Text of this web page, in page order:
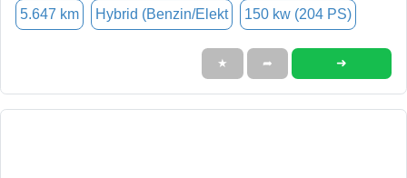
5.647 km Hybrid (Benzin/Elekt 150 kw (204 PS)
★ ➦ ➜